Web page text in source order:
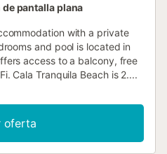
pantalla plana
with a private
and pool is located in
access to a balcony, free
Cala Tranquila Beach is 2....
oferta